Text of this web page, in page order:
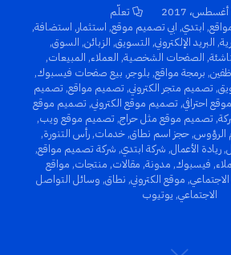
تعلّم
, ابتدي, ابي تصميم موقع, استثمار, استضافة,
, البريد الإلكتروني, التسويق, الزبائن, السوق,
, الصفحات الشخصية, العملاء, المبيعات,
, برمجة مواقع, بلوجر, بيع صفحات فيسبوك,
, تصميم متجر الكتروني, تصميم مواقع, تصميم
احترافي, تصميم موقع الكتروني, تصميم موقع
, تصميم موقع مثل حراج, تصميم موقع ويب,
الرؤوس,حجز اسم نطاق,خدمات,رأس التنورة,
,ريادة الأعمال, شركة ابتدي, شركة تصميم مواقع,
, فيسبوك, مدونة, مقالات, منتجات, مواقع
, موقع الكتروني, نطاق, وسائل التواصل
الاجتماعي, يوتيوب